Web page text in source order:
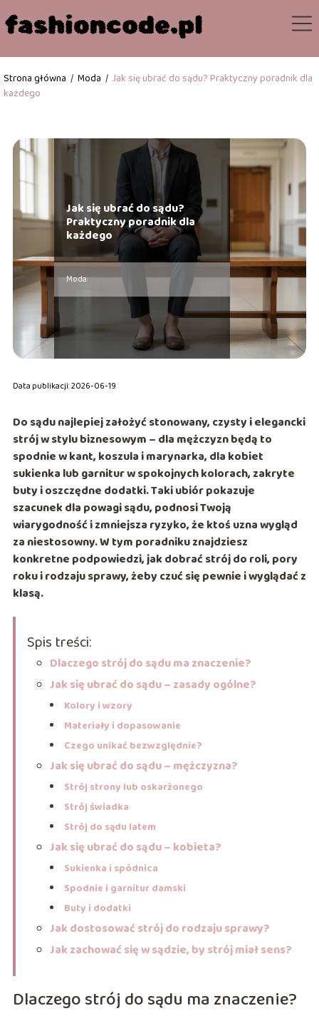
Strona główna / Moda / Jak się ubrać do sądu? Praktyczny poradnik dla
każdego
Jak się ubrać do sądu?
Praktyczny poradnik dla
każdego
Moda
Data publikacji: 2026-06-19
Do sądu najlepiej założyć stonowany, czysty i elegancki
strój w stylu biznesowym – dla mężczyzn będą to
spodnie w kant, koszula i marynarka, dla kobiet
sukienka lub garnitur w spokojnych kolorach, zakryte
buty i oszczędne dodatki. Taki ubiór pokazuje
szacunek dla powagi sądu, podnosi Twoją
wiarygodność i zmniejsza ryzyko, że ktoś uzna wygląd
za niestosowny. W tym poradniku znajdziesz
konkretne podpowiedzi, jak dobrać strój do roli, pory
roku i rodzaju sprawy, żeby czuć się pewnie i wyglądać z
klasą.
Spis treści:
Dlaczego strój do sądu ma znaczenie?
Jak się ubrać do sądu – zasady ogólne?
Kolory i wzory
Materiały i dopasowanie
Czego unikać bezwzględnie?
Jak się ubrać do sądu – mężczyzna?
Strój strony lub oskarżonego
Strój świadka
Strój do sądu latem
Jak się ubrać do sądu – kobieta?
Sukienka i spódnica
Spodnie i garnitur damski
Buty i dodatki
Jak dostosować strój do rodzaju sprawy?
Jak zachować się w sądzie, by strój miał sens?
Dlaczego strój do sądu ma znaczenie?